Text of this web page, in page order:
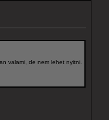
valami, de nem lehet nyitni.